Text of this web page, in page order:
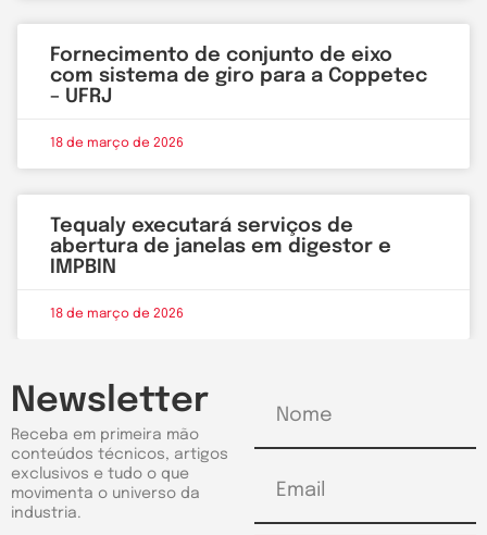
Fornecimento de conjunto de eixo
com sistema de giro para a Coppetec
– UFRJ
18 de março de 2026
Tequaly executará serviços de
abertura de janelas em digestor e
IMPBIN
18 de março de 2026
Newsletter
Receba em primeira mão
conteúdos técnicos, artigos
exclusivos e tudo o que
movimenta o universo da
industria.